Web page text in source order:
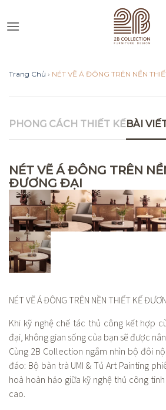
to
Trang Chủ › NÉT VẼ Á ĐÔNG TRÊN NỀN
PHONG CÁCH THIẾT KẾBÀI
NÉT VẼ Á ĐÔNG TRÊN
ĐƯƠNG ĐẠI
NÉT VẼ Á ĐÔNG TRÊN NỀN THIẾT KẾ
Khi kỹ nghệ chế tác thủ công kết hợp
đại, không gian sống của bạn sẽ được
Cùng 2B Collection ngắm nhìn bộ đôi
đáo: Bộ bàn trà UMI & Tủ Art Painting
hoà hoàn hảo giữa kỹ nghệ thủ công
cao.
Vui lòng lựa chọn hình
lạc phù hợp với quý
Nhắn tin qua
Nhắn tin qua Whatsap